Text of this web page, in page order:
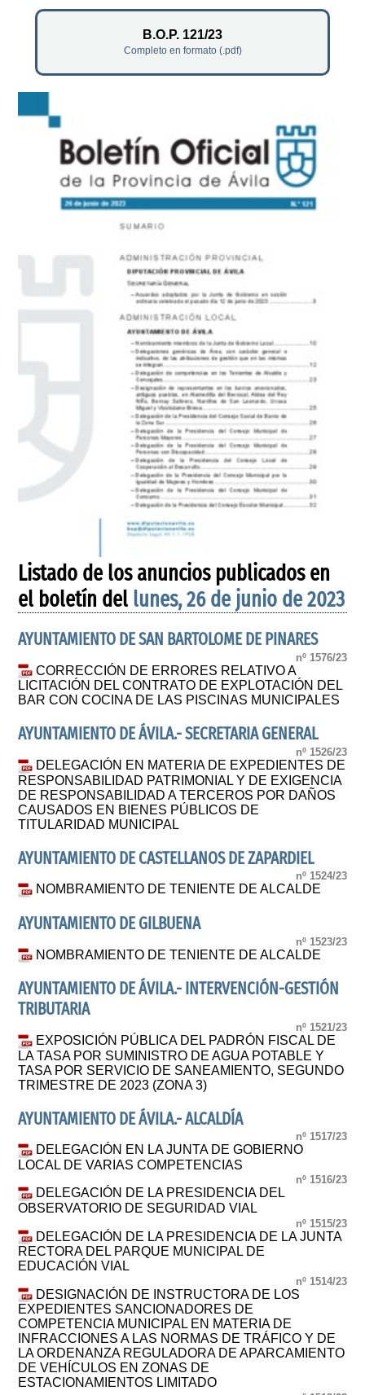
B.O.P. 121/23
Completo en formato (.pdf)
Listado de los anuncios publicados en
el boletín del lunes, 26 de junio de 2023
AYUNTAMIENTO DE SAN BARTOLOME DE PINARES
nº 1576/23
CORRECCIÓN DE ERRORES RELATIVO A
LICITACIÓN DEL CONTRATO DE EXPLOTACIÓN DEL
BAR CON COCINA DE LAS PISCINAS MUNICIPALES
AYUNTAMIENTO DE ÁVILA.- SECRETARIA GENERAL
nº 1526/23
DELEGACIÓN EN MATERIA DE EXPEDIENTES DE
RESPONSABILIDAD PATRIMONIAL Y DE EXIGENCIA
DE RESPONSABILIDAD A TERCEROS POR DAÑOS
CAUSADOS EN BIENES PÚBLICOS DE
TITULARIDAD MUNICIPAL
AYUNTAMIENTO DE CASTELLANOS DE ZAPARDIEL
nº 1524/23
NOMBRAMIENTO DE TENIENTE DE ALCALDE
AYUNTAMIENTO DE GILBUENA
nº 1523/23
NOMBRAMIENTO DE TENIENTE DE ALCALDE
AYUNTAMIENTO DE ÁVILA.- INTERVENCIÓN-GESTIÓN
TRIBUTARIA
nº 1521/23
EXPOSICIÓN PÚBLICA DEL PADRÓN FISCAL DE
LA TASA POR SUMINISTRO DE AGUA POTABLE Y
TASA POR SERVICIO DE SANEAMIENTO, SEGUNDO
TRIMESTRE DE 2023 (ZONA 3)
AYUNTAMIENTO DE ÁVILA.- ALCALDÍA
nº 1517/23
DELEGACIÓN EN LA JUNTA DE GOBIERNO
LOCAL DE VARIAS COMPETENCIAS
nº 1516/23
DELEGACIÓN DE LA PRESIDENCIA DEL
OBSERVATORIO DE SEGURIDAD VIAL
nº 1515/23
DELEGACIÓN DE LA PRESIDENCIA DE LA JUNTA
RECTORA DEL PARQUE MUNICIPAL DE
EDUCACIÓN VIAL
nº 1514/23
DESIGNACIÓN DE INSTRUCTORA DE LOS
EXPEDIENTES SANCIONADORES DE
COMPETENCIA MUNICIPAL EN MATERIA DE
INFRACCIONES A LAS NORMAS DE TRÁFICO Y DE
LA ORDENANZA REGULADORA DE APARCAMIENTO
DE VEHÍCULOS EN ZONAS DE
ESTACIONAMIENTOS LIMITADO